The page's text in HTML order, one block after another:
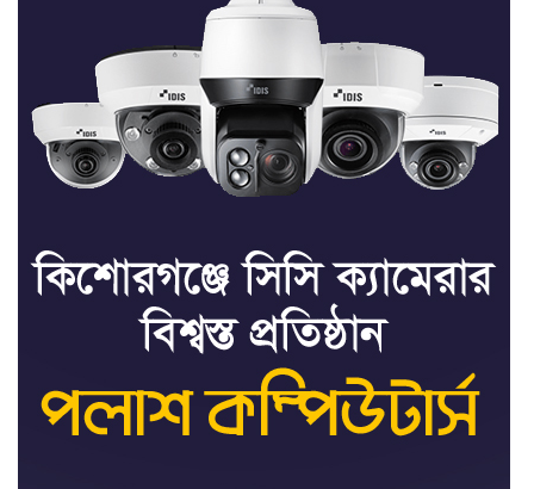
শেখ হাসিনার সঙ্গে পালানোর
ফ্লাইট কীভাবে মিস করেছিলেন
সালমান এফ রহমান
৭
ভাত রান্নার সময় নরম হয়ে গেলে
কী করবেন
৮
মৃত্যুদণ্ড বাদ না দেওয়ায়
প্রত্যক্ষদর্শীদের তথ্য দেয়নি
জাতিসংঘ: ট্রাইব্যুনালকে
প্রসিকিউটর
৯
তাড়াইলে রাউতি মানবসেবা
ফাউন্ডেশনের আয়োজনে কাফন-
দাফন বিষয়ক বিশেষ প্রশিক্ষণ